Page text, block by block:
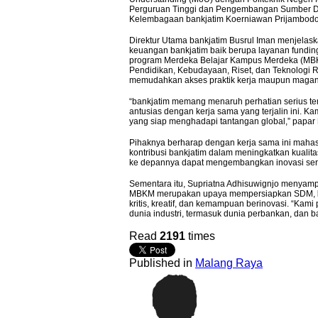
Perkuat Sinergi Antar KUB,
pada Semester I 2026
Tbk (Bank Jatim) terus memperkuat
(KUB) melalui berbagai sinergi
Langkah tersebut merupakan wujud...
Jatim Di Hongkong
Bagi UMKM
Antar BPD, Bank
Jatim dan Bank
NTT Jalin Kerja
Sama Layanan
Jasa Remitansi
Kemitraan
Perguruan Tinggi dan Pengembangan Sumber
Kelembagaan bankjatim Koerniawan
Direktur Utama bankjatim Busrul Iman
keuangan bankjatim baik berupa layanan
program Merdeka Belajar Kampus Merdeka
Pendidikan, Kebudayaan, Riset, dan Teknologi
memudahkan akses praktik kerja maupun
“bankjatim memang menaruh perhatian serius
antusias dengan kerja sama yang terjalin ini.
yang siap menghadapi tantangan global,” papar
Pihaknya berharap dengan kerja sama ini
kontribusi bankjatim dalam meningkatkan
ke depannya dapat mengembangkan inovasi
Sementara itu, Supriatna Adhisuwignjo
MBKM merupakan upaya mempersiapkan
kritis, kreatif, dan kemampuan berinovasi.
dunia industri, termasuk dunia perbankan, dan
Read 2191 times
Published in Malang Raya